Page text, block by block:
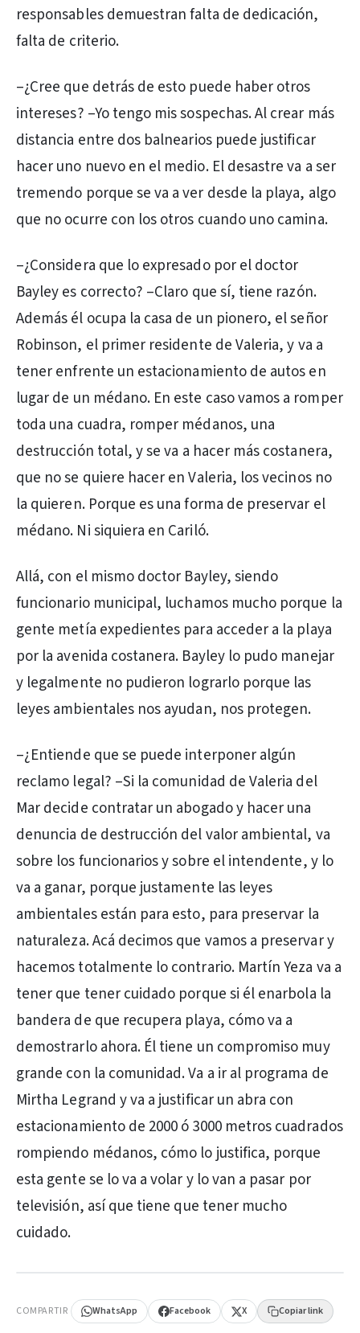
responsables demuestran falta de dedicación,
falta de criterio.
–¿Cree que detrás de esto puede haber otros
intereses? –Yo tengo mis sospechas. Al crear más
distancia entre dos balnearios puede justificar
hacer uno nuevo en el medio. El desastre va a ser
tremendo porque se va a ver desde la playa, algo
que no ocurre con los otros cuando uno camina.
–¿Considera que lo expresado por el doctor
Bayley es correcto? –Claro que sí, tiene razón.
Además él ocupa la casa de un pionero, el señor
Robinson, el primer residente de Valeria, y va a
tener enfrente un estacionamiento de autos en
lugar de un médano. En este caso vamos a romper
toda una cuadra, romper médanos, una
destrucción total, y se va a hacer más costanera,
que no se quiere hacer en Valeria, los vecinos no
la quieren. Porque es una forma de preservar el
médano. Ni siquiera en Cariló.
Allá, con el mismo doctor Bayley, siendo
funcionario municipal, luchamos mucho porque la
gente metía expedientes para acceder a la playa
por la avenida costanera. Bayley lo pudo manejar
y legalmente no pudieron lograrlo porque las
leyes ambientales nos ayudan, nos protegen.
–¿Entiende que se puede interponer algún
reclamo legal? –Si la comunidad de Valeria del
Mar decide contratar un abogado y hacer una
denuncia de destrucción del valor ambiental, va
sobre los funcionarios y sobre el intendente, y lo
va a ganar, porque justamente las leyes
ambientales están para esto, para preservar la
naturaleza. Acá decimos que vamos a preservar y
hacemos totalmente lo contrario. Martín Yeza va a
tener que tener cuidado porque si él enarbola la
bandera de que recupera playa, cómo va a
demostrarlo ahora. Él tiene un compromiso muy
grande con la comunidad. Va a ir al programa de
Mirtha Legrand y va a justificar un abra con
estacionamiento de 2000 ó 3000 metros cuadrados
rompiendo médanos, cómo lo justifica, porque
esta gente se lo va a volar y lo van a pasar por
televisión, así que tiene que tener mucho
cuidado.
COMPARTIR WhatsApp Facebook X Copiar link